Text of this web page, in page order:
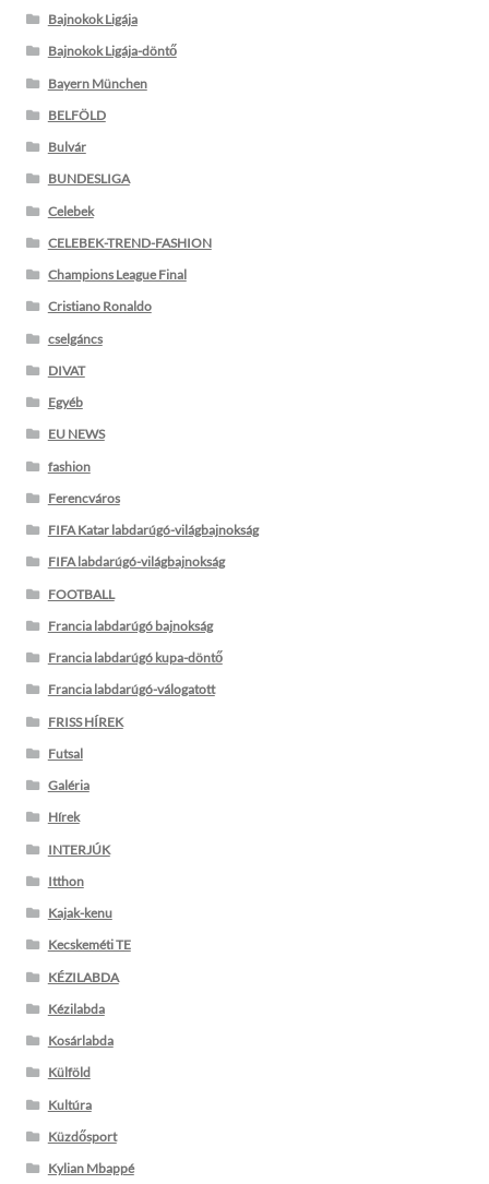
Bajnokok Ligája
Bajnokok Ligája-döntő
Bayern München
BELFÖLD
Bulvár
BUNDESLIGA
Celebek
CELEBEK-TREND-FASHION
Champions League Final
Cristiano Ronaldo
cselgáncs
DIVAT
Egyéb
EU NEWS
fashion
Ferencváros
FIFA Katar labdarúgó-világbajnokság
FIFA labdarúgó-világbajnokság
FOOTBALL
Francia labdarúgó bajnokság
Francia labdarúgó kupa-döntő
Francia labdarúgó-válogatott
FRISS HÍREK
Futsal
Galéria
Hírek
INTERJÚK
Itthon
Kajak-kenu
Kecskeméti TE
KÉZILABDA
Kézilabda
Kosárlabda
Külföld
Kultúra
Küzdősport
Kylian Mbappé